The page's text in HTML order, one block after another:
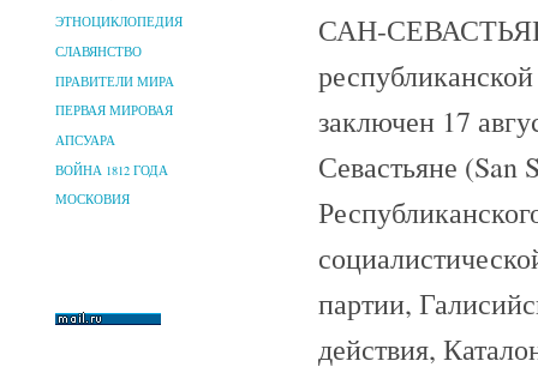
ЭТНОЦИКЛОПЕДИЯ
СЛАВЯНСТВО
ПРАВИТЕЛИ МИРА
ПЕРВАЯ МИРОВАЯ
АПСУАРА
ВОЙНА 1812 ГОДА
МОСКОВИЯ
САН-
заключен 17
Севастьяне (San
партии,
действия,